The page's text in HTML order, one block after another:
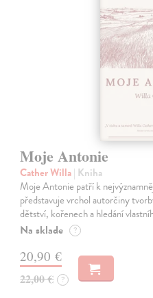
Moje Antonie
Cather Willa| Kniha
Moje Antonie patří k
představuje vrchol autorčiny
dětství, kořenech a hledání
Na sklade ?
20,90 €
22,00 € ?